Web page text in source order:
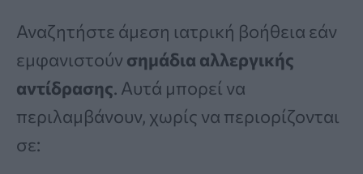
Αναζητήστε άμεση ιατρική βοήθεια εάν
εμφανιστούν σημάδια αλλεργικής
αντίδρασης. Αυτά μπορεί να
περιλαμβάνουν, χωρίς να περιορίζονται
σε: